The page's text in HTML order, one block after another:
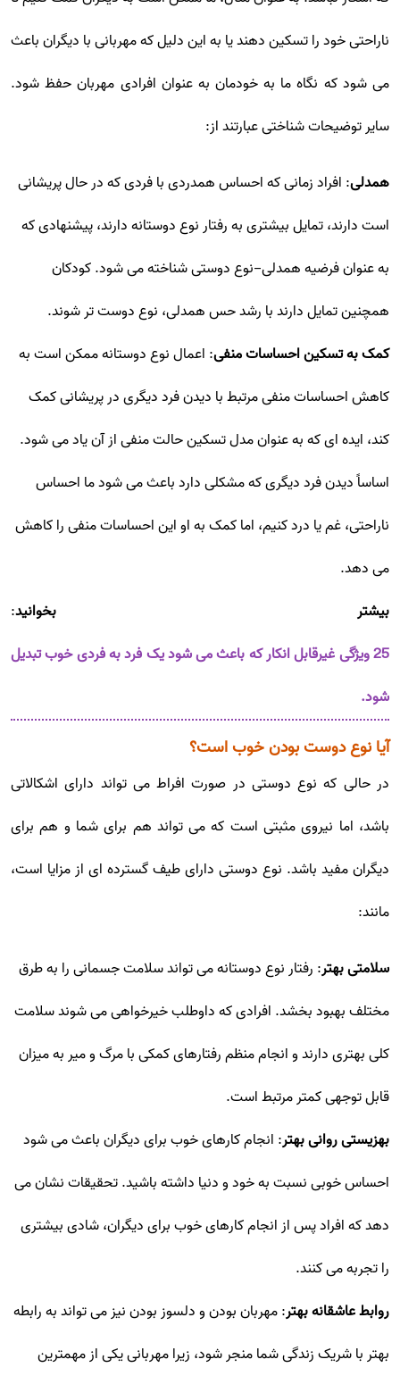
ناراحتی خود را تسکین دهند یا به این دلیل که مهربانی با دیگران باعث
می شود که نگاه ما به خودمان به عنوان افرادی مهربان حفظ شود.
سایر توضیحات شناختی عبارتند از:
همدلی: افراد زمانی که احساس همدردی با فردی که در حال پریشانی
است دارند، تمایل بیشتری به رفتار نوع دوستانه دارند، پیشنهادی که
به عنوان فرضیه همدلی-نوع دوستی شناخته می شود. کودکان
همچنین تمایل دارند با رشد حس همدلی، نوع دوست تر شوند.
کمک به تسکین احساسات منفی: اعمال نوع دوستانه ممکن است به
کاهش احساسات منفی مرتبط با دیدن فرد دیگری در پریشانی کمک
کند، ایده ای که به عنوان مدل تسکین حالت منفی از آن یاد می شود.
اساساً دیدن فرد دیگری که مشکلی دارد باعث می شود ما احساس
ناراحتی، غم یا درد کنیم، اما کمک به او این احساسات منفی را کاهش
می دهد.
بیشتر بخوانید:
25 ویژگی غیرقابل انکار که باعث می شود یک فرد به فردی خوب تبدیل
شود.
آیا نوع دوست بودن خوب است؟
در حالی که نوع دوستی در صورت افراط می تواند دارای اشکالاتی
باشد، اما نیروی مثبتی است که می تواند هم برای شما و هم برای
دیگران مفید باشد. نوع دوستی دارای طیف گسترده ای از مزایا است،
مانند:
سلامتی بهتر: رفتار نوع دوستانه می تواند سلامت جسمانی را به طرق
مختلف بهبود بخشد. افرادی که داوطلب خیرخواهی می شوند سلامت
کلی بهتری دارند و انجام منظم رفتارهای کمکی با مرگ و میر به میزان
قابل توجهی کمتر مرتبط است.
بهزیستی روانی بهتر: انجام کارهای خوب برای دیگران باعث می شود
احساس خوبی نسبت به خود و دنیا داشته باشید. تحقیقات نشان می
دهد که افراد پس از انجام کارهای خوب برای دیگران، شادی بیشتری
را تجربه می کنند.
روابط عاشقانه بهتر: مهربان بودن و دلسوز بودن نیز می تواند به رابطه
بهتر با شریک زندگی شما منجر شود، زیرا مهربانی یکی از مهمترین